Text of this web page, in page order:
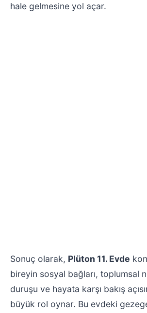
hale gelmesine yol açar.
Sonuç olarak, Plüton 11. Evde
bireyin sosyal bağları, toplumsal
duruşu ve hayata karşı bakış
büyük rol oynar. Bu evdeki